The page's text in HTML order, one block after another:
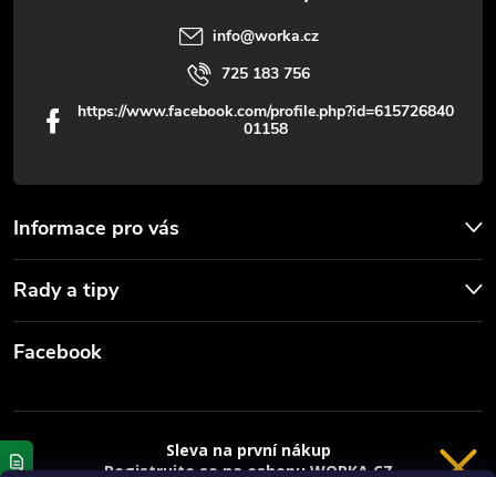
Informace pro vás
Rady a tipy
info@worka.cz
725 183 756
https://www.facebook.com/profile.php?id=615726840
01158
Facebook
Sleva na první nákup
Registrujte se na eshopu WORKA.CZ